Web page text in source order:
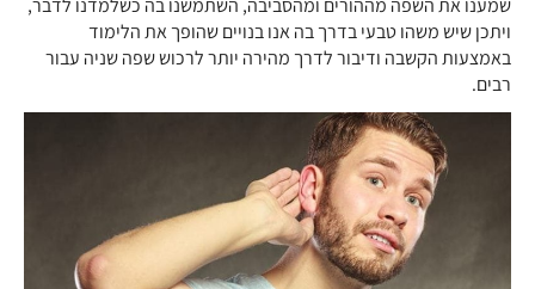
ויתכן שיש משהו טבעי בדרך בה אנו בנויים שהופך את הלימוד
באמצעות הקשבה ודיבור לדרך מהירה יותר לרכוש שפה שניה עבור
רבים.